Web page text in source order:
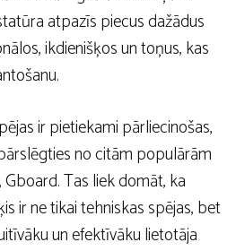
atpazīs piecus dažādus
ikdienišķos un toņus, kas
ir pietiekami pārliecinošas,
no citām populārām
Tas liek domāt, ka
ir ne tikai tehniskas spējas, bet
un efektīvāku lietotāja